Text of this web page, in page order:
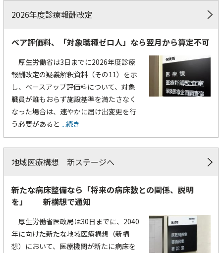
2026年度診療報酬改定
ベア評価料、「対象職種ゼロ人」なら翌月から算定不可
厚生労働省は3日までに2026年度診療
報酬改定の疑義解釈資料（その11）を示
し、ベースアップ評価料について、対象
職員が誰もおらず施設基準を満たさなく
なった場合は、速やかに届け出変更を行
う必要があると ...続き
地域医療構想 新ステージへ
新たな病床整備なら「将来の病床数との関係、説明
を」 新構想で通知
厚生労働省医政局は30日までに、2040
年に向けた新たな地域医療構想（新構
想）において、医療機関が新たに病床を